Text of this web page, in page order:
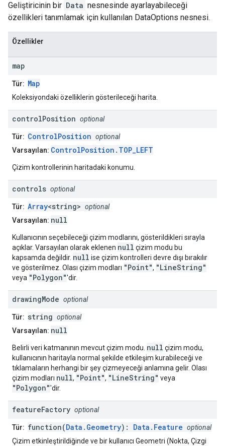
Geliştiricinin bir Data nesnesinde ayarlayabileceği
özellikleri tanımlamak için kullanılan DataOptions nesnesi.
Özellikler
map
Tür: Map
Koleksiyondaki özelliklerin gösterileceği harita.
controlPosition optional
Tür: ControlPosition optional
Varsayılan: ControlPosition.TOP_LEFT
Çizim kontrollerinin haritadaki konumu.
controls optional
Tür: Array<string> optional
Varsayılan: null
Kullanıcının seçebileceği çizim modlarını, gösterildikleri sırayla
açıklar. Varsayılan olarak eklenen null çizim modu bu
kapsamda değildir. null ise çizim kontrolleri devre dışı bırakılır
ve gösterilmez. Olası çizim modları "Point", "LineString"
veya "Polygon"'dir.
drawingMode optional
Tür: string optional
Varsayılan: null
Belirli veri katmanının mevcut çizim modu. null çizim modu,
kullanıcının haritayla normal şekilde etkileşim kurabileceği ve
tıklamaların herhangi bir şey çizmeyeceği anlamına gelir. Olası
çizim modları null, "Point", "LineString" veya
"Polygon"'dir.
featureFactory optional
Tür: function(Data.Geometry): Data.Feature optional
Çizim etkinleştirildiğinde ve bir kullanıcı Geometri (Nokta, Çizgi